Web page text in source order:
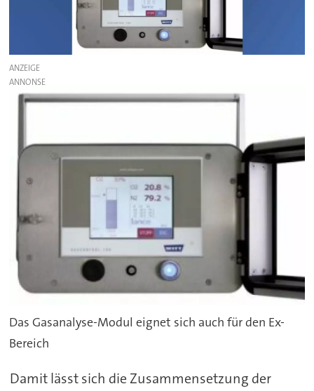
ANZEIGE
Das Gasanalyse-Modul eignet sich auch für den Ex-
Bereich
Damit lässt sich die Zusammensetzung der